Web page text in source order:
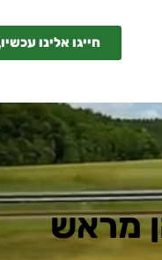
חייגו אלינו עכשיו
מראש